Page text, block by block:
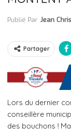
Publié Par Jean Christophe
Partager
Lors du dernier
conseillère
des bouchons !